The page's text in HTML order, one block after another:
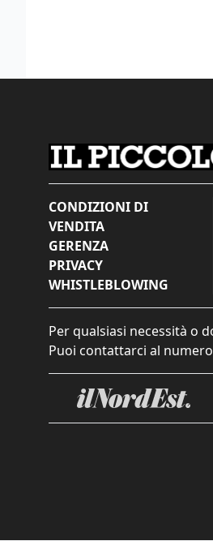
CONDIZIONI DI
VENDITA
GERENZA
PRIVACY
WHISTLEBLOWING
Per qualsiasi necessità o
Puoi contattarci al numero